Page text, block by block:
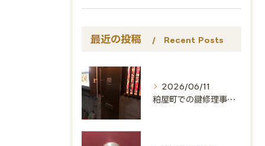
最近の投稿 Recent Posts
2026/06/11
粕屋町での鍵修理事例🔑